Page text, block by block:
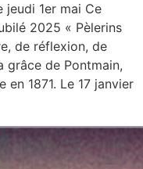
1er mai Ce
2025 « Pèlerins
de réflexion, de
grâce de Pontmain,
en 1871. Le 17 janvier